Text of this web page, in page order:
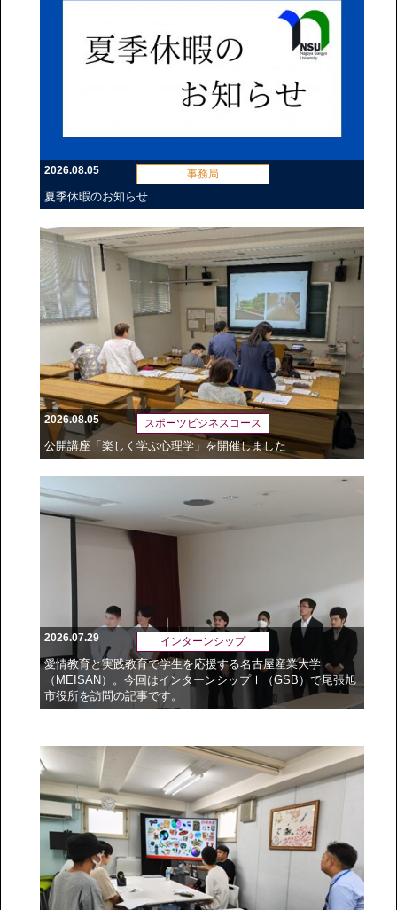
2026.08.05 事務局
夏季休暇のお知らせ
2026.08.05 スポーツビジネスコース
公開講座「楽しく学ぶ心理学」を開催しました
2026.07.29 インターンシップ
愛情教育と実践教育で学生を応援する名古屋産業大学
（MEISAN）。今回はインターンシップⅠ（GSB）で尾張旭
市役所を訪問の記事です。